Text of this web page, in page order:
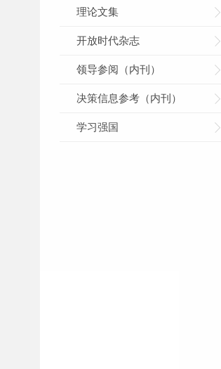
理论文集
开放时代杂志
领导参阅（内刊）
决策信息参考（内刊）
学习强国